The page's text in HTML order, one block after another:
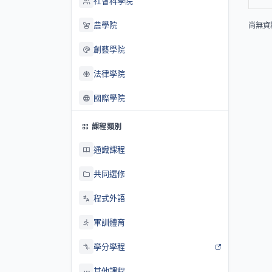
農學院
創藝學院
法律學院
國際學院
課程類別
通識課程
共同選修
程式外語
軍訓體育
學分學程
尚無資